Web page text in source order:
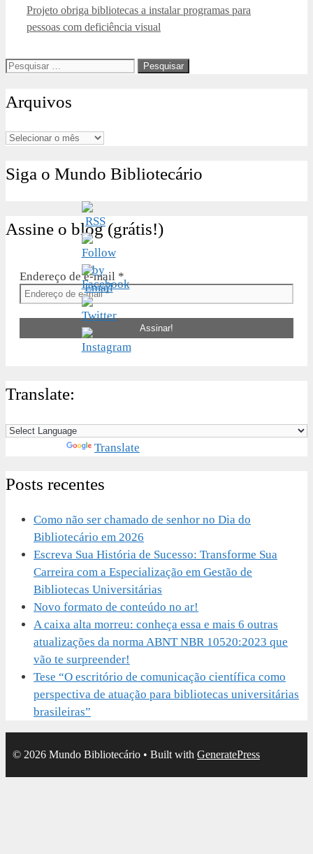
Projeto obriga bibliotecas a instalar programas para
pessoas com deficiência visual
Pesquisar
Arquivos
Arquivos
Siga o Mundo Bibliotecário
Assine o blog (grátis!)
Endereço de e-mail *
Translate:
Translate
Posts recentes
Como não ser chamado de senhor no Dia do
Bibliotecário em 2026
Escreva Sua História de Sucesso: Transforme Sua
Carreira com a Especialização em Gestão de
Bibliotecas Universitárias
Novo formato de conteúdo no ar!
A caixa alta morreu: conheça essa e mais 6 outras
atualizações da norma ABNT NBR 10520:2023 que
vão te surpreender!
Tese “O escritório de comunicação científica como
perspectiva de atuação para bibliotecas universitárias
brasileiras”
© 2026 Mundo Bibliotecário • Built with GeneratePress